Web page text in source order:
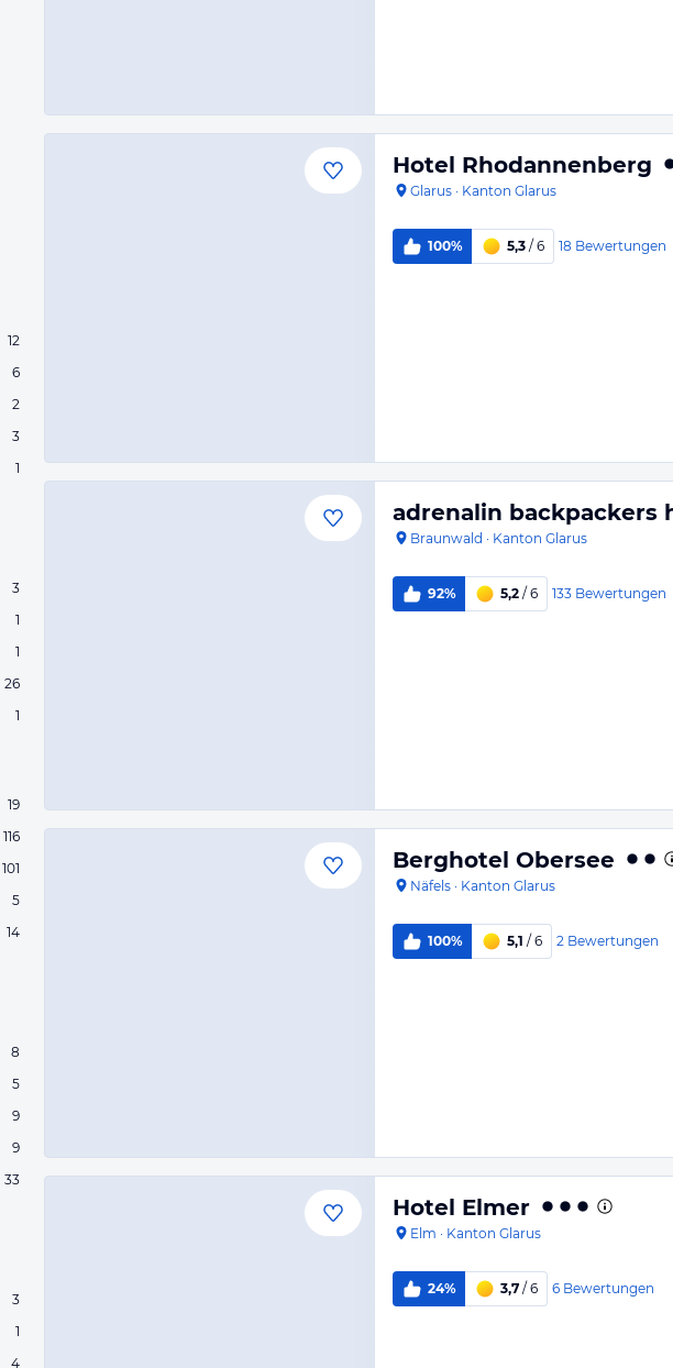
12
6
2
3
1
3
1
1
26
1
19
116
101
5
14
8
5
9
9
33
3
1
4
Hotel Rhodannenberg
Glarus · Kanton Glarus
100% 5,3 / 6 18 Bewertungen
adrenalin backpackers
Braunwald · Kanton Glarus
92% 5,2 / 6 133 Bewertungen
Berghotel Obersee
Näfels · Kanton Glarus
100% 5,1 / 6 2 Bewertungen
Hotel Elmer
Elm · Kanton Glarus
24% 3,7 / 6 6 Bewertungen